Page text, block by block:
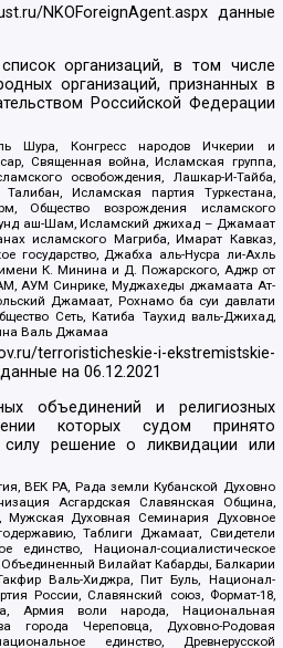
NKOForeignAgent.aspxданные
организаций, в том числе
организаций, признанных в
Российской Федерации
Шура, Конгресс народов Ичкерии и
Священная война, Исламская группа,
освобождения, Лашкар-И-Тайба,
Исламская партия Туркестана,
Общество возрождения исламского
аш-Шам, Исламский джихад – Джамаат
исламского Магриба, Имарат Кавказ,
государство, Джабха аль-Нусра ли-Ахль
К. Минина и Д. Пожарского, Аджр от
АУМ Синрике, Муджахеды джамаата Ат-
Джамаат, Рохнамо ба суи давлати
Сеть, Катиба Таухид валь-Джихад,
Валь Джамаа
terroristicheskie-i-ekstremistskie-
данные на06.12.2021
объединений и религиозных
которых судом принято
решение о ликвидации или
ВЕК РА, Рада земли Кубанской Духовно
Асгардская Славянская Община,
Духовная Семинария Духовное
Таблиги Джамаат, Свидетели
единство, Национал-социалистическое
Вилайат Кабарды, Балкарии
Валь-Хиджра, Пит Буль, Национал-
России, Славянский союз, Формат-18,
Армия воли народа, Национальная
города Череповца, Духовно-Родовая
единство, Древнерусской